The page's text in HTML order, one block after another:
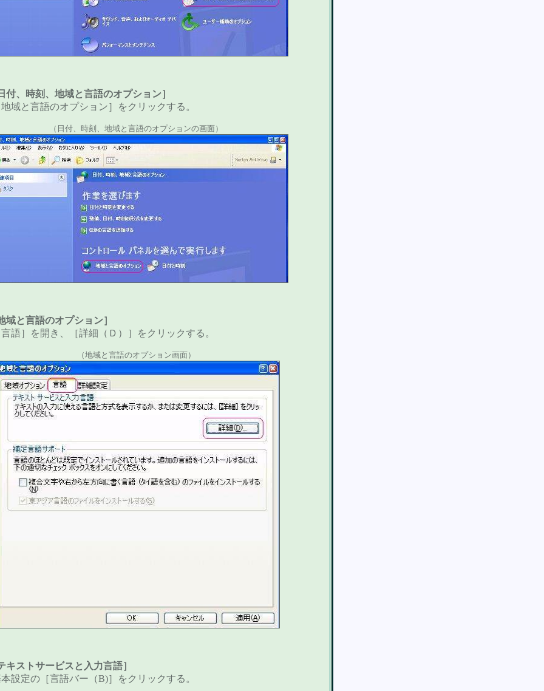
付、時刻、地域と言語のオプション］
域と言語のオプション］をクリックする。
（日付、時刻、地域と言語のオプションの画面）
域と言語のオプション］
語］を開き、［詳細（Ｄ）］をクリックする。
（地域と言語のオプション画面）
キストサービスと入力言語］
設定の［言語バー（B)］をクリックする。